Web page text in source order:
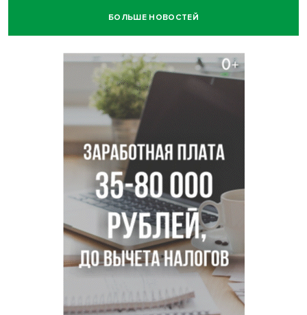
БОЛЬШЕ НОВОСТЕЙ